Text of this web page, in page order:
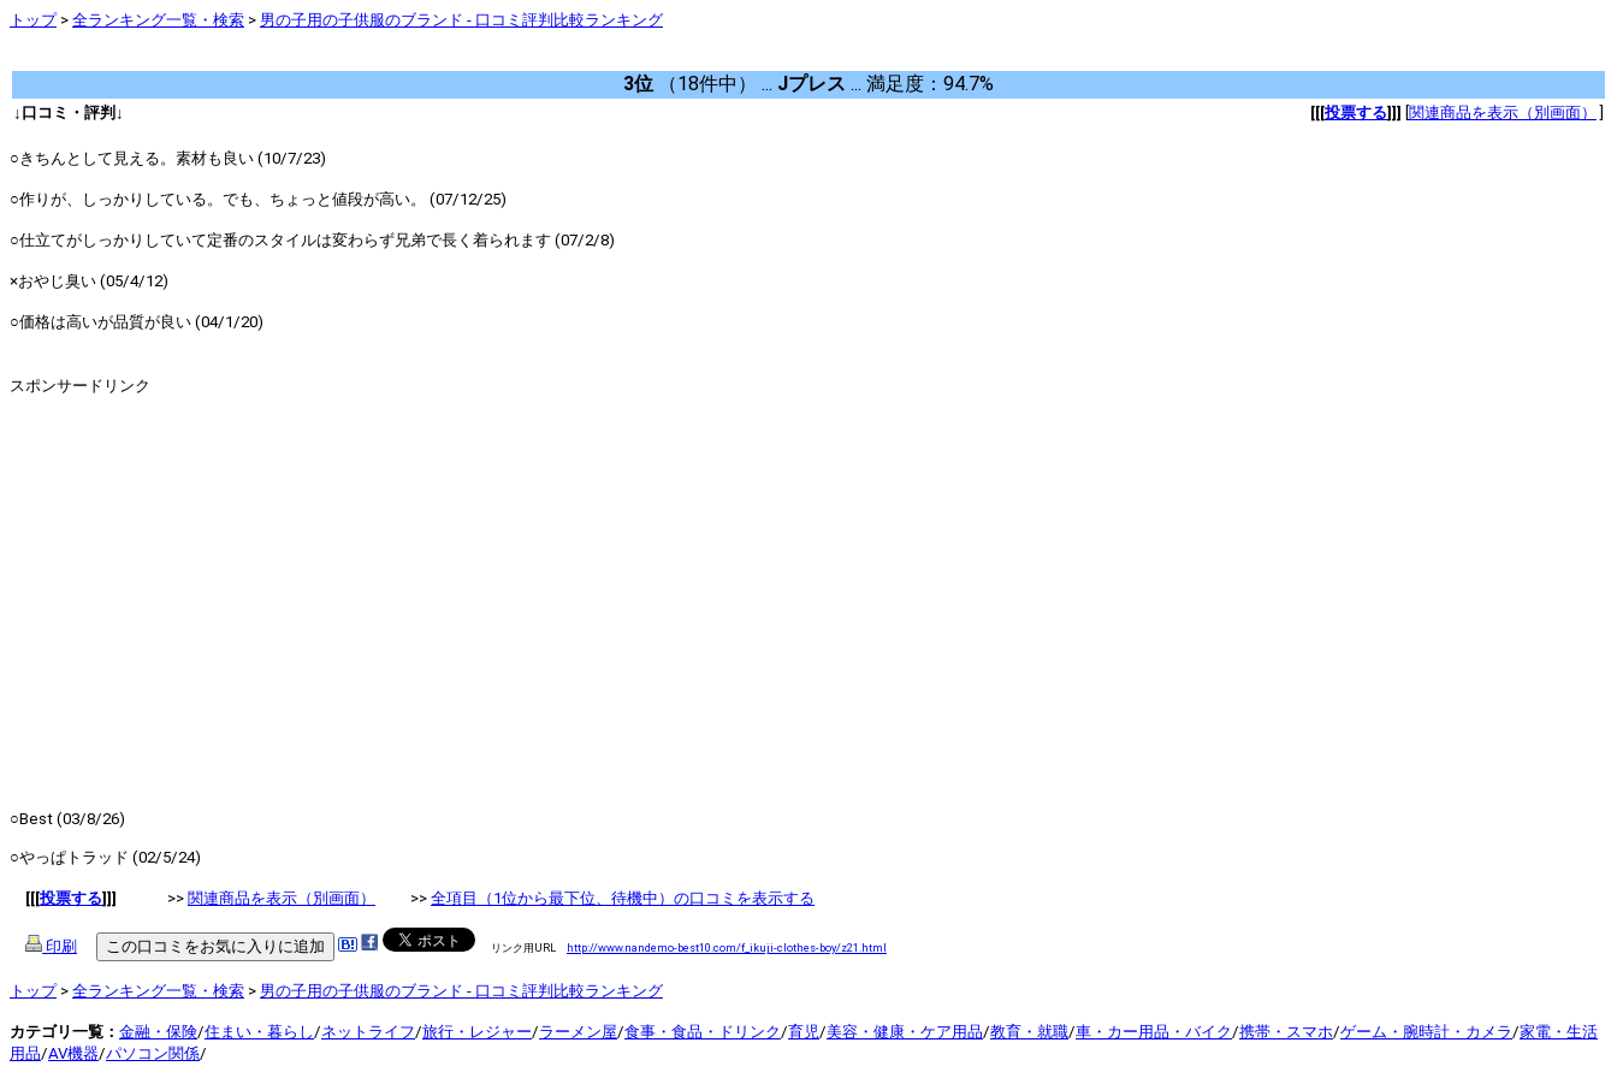
トップ> 全ランキング一覧・検索 > 男の子用の子供服のブランド - 口コミ評判比較ランキング
3位 （18件中） ... Jプレス ... 満足度：94.7%
↓口コミ・評判↓ [[[投票する]]] 関連商品を表示（別画面）
○きちんとして見える。素材も良い (10/7/23)
○作りが、しっかりしている。でも、ちょっと値段が高い。 (07/12/25)
○仕立てがしっかりしていて定番のスタイルは変わらず兄弟で長く着られます (07/2/8)
×おやじ臭い (05/4/12)
○価格は高いが品質が良い (04/1/20)
スポンサードリンク
○Best (03/8/26)
○やっぱトラッド (02/5/24)
[[[投票する]]] >> 関連商品を表示（別画面） >> 全項目（1位から最下位、待機中）の口コミを表示する
印刷 リンク用URL http://www.nandemo-best10.com/f_ikuji-clothes-boy/z21.html
トップ> 全ランキング一覧・検索 > 男の子用の子供服のブランド - 口コミ評判比較ランキング
カテゴリ一覧： 金融・保険/住まい・暮らし/ネットライフ/旅行・レジャー/ラーメン屋/食事・食品・ドリンク/育児/美容・健康・ケア用品/教育・就職/車・カー用品・バイク/携帯・スマホ/ゲーム・腕時計・カメラ/家電・生活
用品/AV機器/パソコン関係/